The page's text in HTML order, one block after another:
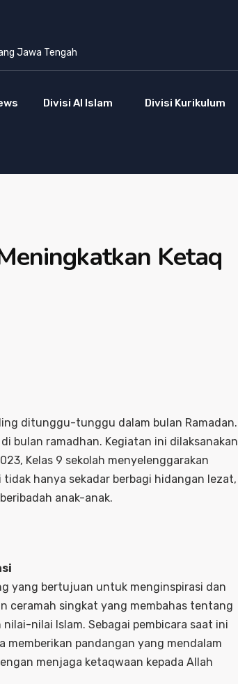
Jawa Tengah
Divisi Al Islam Divisi Kurikulum
Ketaq
ditunggu-tunggu dalam bulan Ramadan.
bulan ramadhan. Kegiatan ini dilaksanakan
Kelas 9 sekolah menyelenggarakan
hanya sekadar berbagi hidangan lezat,
anak-anak.
yang bertujuan untuk menginspirasi dan
ceramah singkat yang membahas tentang
nilai Islam. Sebagai pembicara saat ini
memberikan pandangan yang mendalam
menjaga ketaqwaan kepada Allah